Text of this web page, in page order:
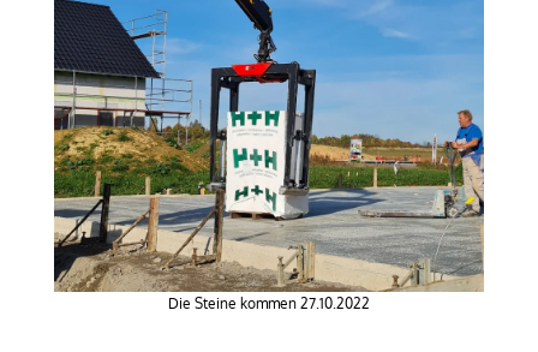
Die Steine kommen 27.10.2022